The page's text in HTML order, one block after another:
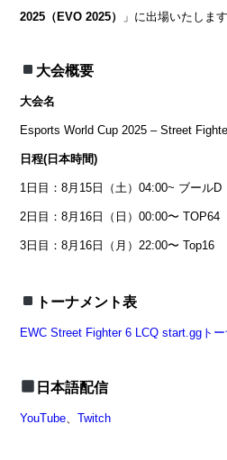
2025（EVO 2025） 」に出場いたします
大会概要
大会名
Esports World Cup 2025 – Street
日程(日本時間)
1日目： 8月15日（土）04:00~ ブールD
2日目： 8月16日（日）00:00〜 TOP64
3日目： 8月16日（月）22:00〜 Top16
トーナメント表
EWC Street Fighter 6 LCQ start.ggト
日本語配信
YouTube、 Twitch